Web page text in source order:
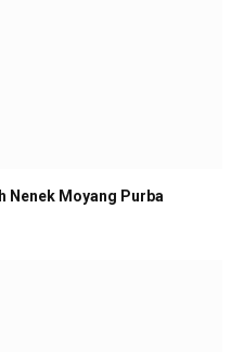
Nenek Moyang Purba